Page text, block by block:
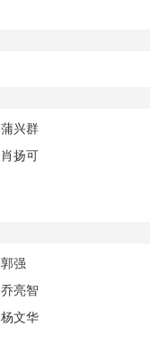
蒲兴群
肖扬可
郭强
乔亮智
杨文华